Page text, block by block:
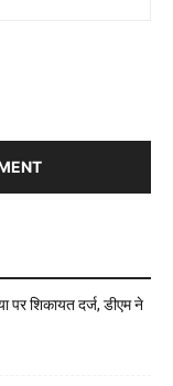
पर शिकायत दर्ज, डीएम ने